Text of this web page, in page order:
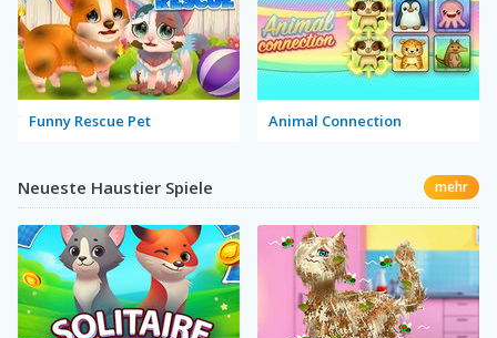
Funny Rescue Pet Animal Connection
Neueste Haustier Spiele mehr